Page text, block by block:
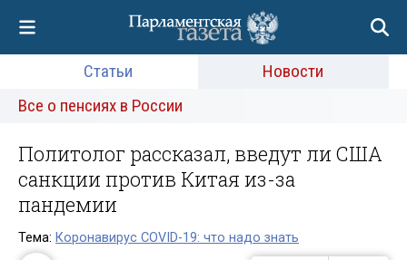
Статьи
Новости
Все о пенсиях в России
Политолог рассказал, введут ли США
санкции против Китая из-за
пандемии
Тема: Коронавирус COVID-19: что надо знать